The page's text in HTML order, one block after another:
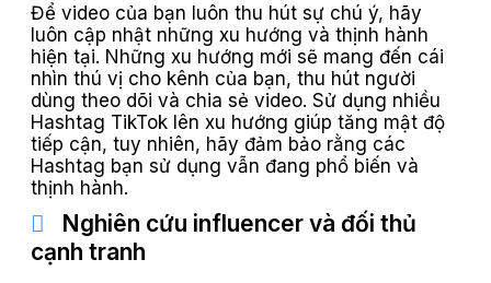
Để video của bạn luôn thu hút sự chú ý, hãy
luôn cập nhật những xu hướng và thịnh hành
hiện tại. Những xu hướng mới sẽ mang đến cái
nhìn thú vị cho kênh của bạn, thu hút người
dùng theo dõi và chia sẻ video. Sử dụng nhiều
Hashtag TikTok lên xu hướng giúp tăng mật độ
tiếp cận, tuy nhiên, hãy đảm bảo rằng các
Hashtag bạn sử dụng vẫn đang phổ biến và
thịnh hành.
Nghiên cứu influencer và đối thủ
cạnh tranh